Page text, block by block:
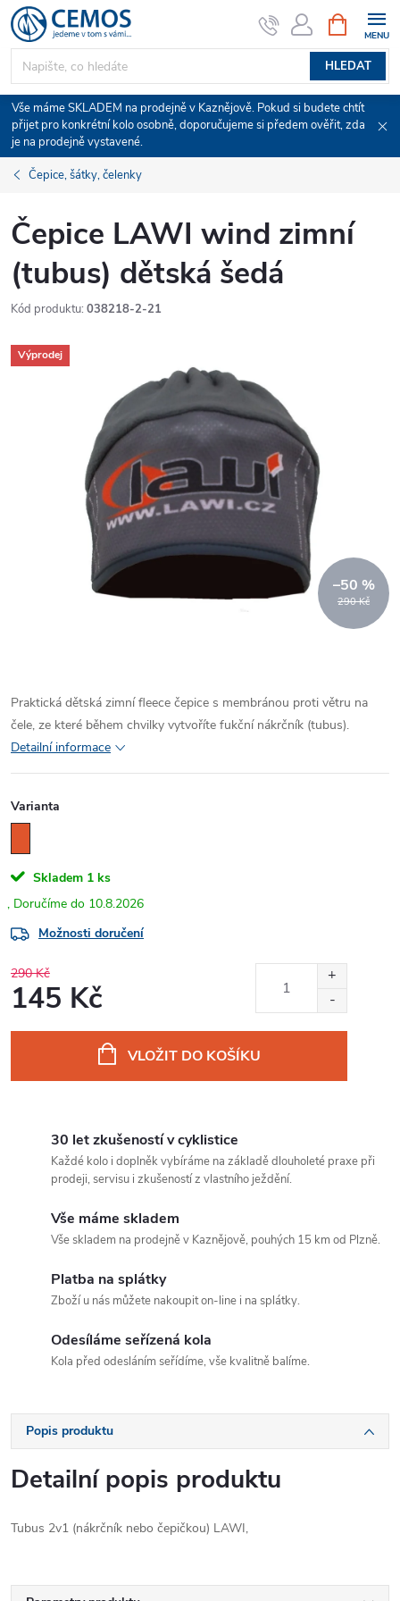
Přejít
na
obsah
HLEDAT
NÁKUPNÍ
KOŠÍK
Vše máme SKLADEM na prodejně v Kaznějově. Pokud si budete chtít
přijet pro konkrétní kolo osobně, doporučujeme si předem ověřit, zda
je na prodejně vystavené.
Čepice, šátky, čelenky
Čepice LAWI wind zimní
(tubus) dětská šedá
Kód produktu: 038218-2-21
Výprodej
290 Kč
–50 %
Praktická dětská zimní fleece čepice s membránou proti větru na
čele, ze které během chvilky vytvoříte fukční nákrčník (tubus).
Detailní informace
Varianta
Skladem 1 ks
10.8.2026
Možnosti doručení
290 Kč
145 Kč
VLOŽIT DO KOŠÍKU
30 let zkušeností v cyklistice
Každé kolo i doplněk vybíráme na základě dlouholeté praxe při
prodeji, servisu i zkušeností z vlastního ježdění.
Vše máme skladem
Vše skladem na prodejně v Kaznějově, pouhých 15 km od Plzně.
Platba na splátky
Zboží u nás můžete nakoupit on-line i na splátky.
Odesíláme seřízená kola
Kola před odesláním seřídíme, vše kvalitně balíme.
Popis produktu
Detailní popis produktu
Tubus 2v1 (nákrčník nebo čepičkou) LAWI,